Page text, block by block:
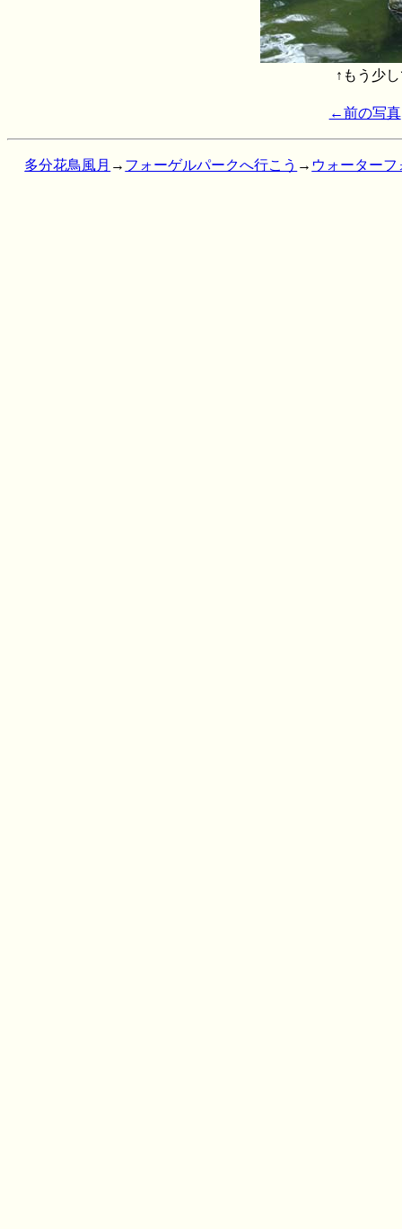
↑もう少
←前の写真
多分花鳥風月 → フォーゲルパークへ行こう → ウォーター